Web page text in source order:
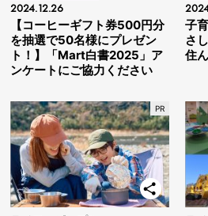
2024.12.26
【コーヒーギフト券500円分
を抽選で50名様にプレゼン
ト！】「Mart白書2025」ア
ンケートにご協力ください
子
さ
住